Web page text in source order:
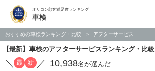
オリコン顧客満足度ランキング
車検
おすすめの車検ランキング・比較 アフターサービス
【最新】車検のアフターサービスランキング・比較
／ 最 新 ／ 10,938名が選んだ